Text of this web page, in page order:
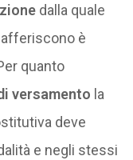
dalla quale
è
quanto
versamento la
deve
e negli stessi